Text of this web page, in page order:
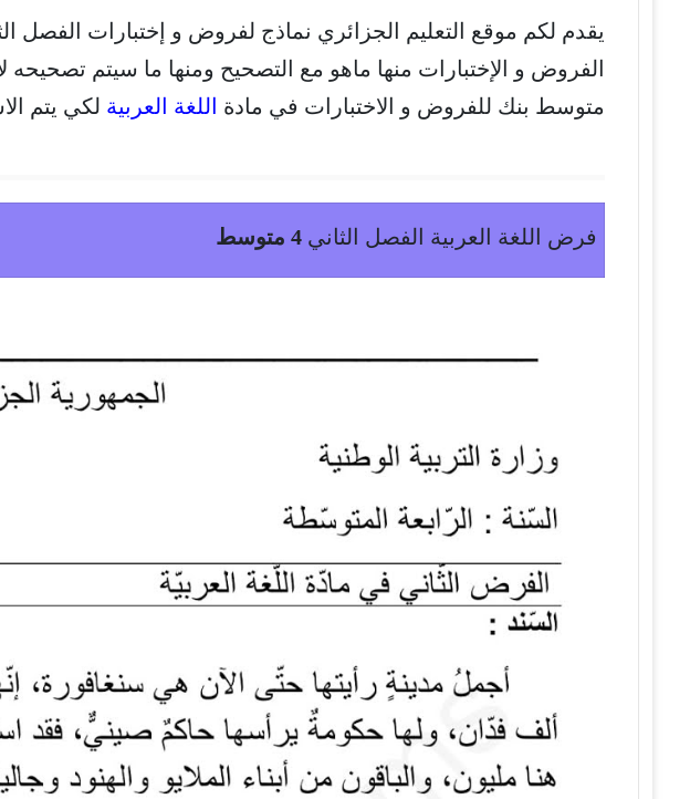
يقدم لكم موقع التعليم الجزائري نماذج لفروض و إختبارات الفصل
الفروض و الإختبارات منها ماهو مع التصحيح ومنها ما سيتم
متوسط بنك للفروض و الاختبارات في مادة اللغة العربية لكي يتم
فرض اللغة العربية الفصل الثاني 4 متوسط